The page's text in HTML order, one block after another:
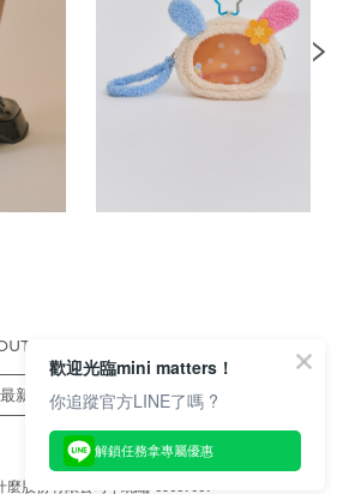
US
麼股份有限公司 | 統編 83689089
歡迎光臨mini matters！
你追蹤官方LINE了嗎 ?
解鎖任務拿專屬優惠